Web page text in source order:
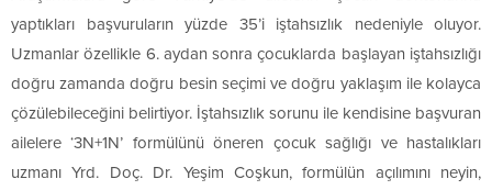
yaptıkları başvuruların yüzde 35’i iştahsızlık nedeniyle oluyor.
Uzmanlar özellikle 6. aydan sonra çocuklarda başlayan iştahsızlığı
doğru zamanda doğru besin seçimi ve doğru yaklaşım ile kolayca
çözülebileceğini belirtiyor. İştahsızlık sorunu ile kendisine başvuran
ailelere ‘3N+1N’ formülünü öneren çocuk sağlığı ve hastalıkları
uzmanı Yrd. Doç. Dr. Yeşim Coşkun, formülün açılımını neyin,